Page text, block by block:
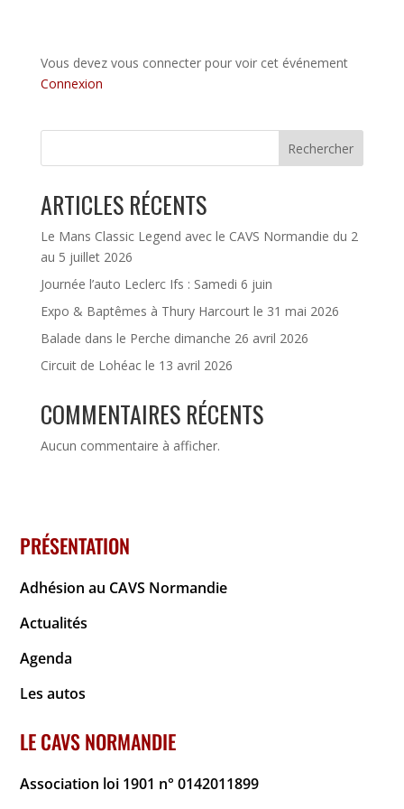
Vous devez vous connecter pour voir cet événement
Connexion
Rechercher
ARTICLES RÉCENTS
Le Mans Classic Legend avec le CAVS Normandie du 2
au 5 juillet 2026
Journée l’auto Leclerc Ifs : Samedi 6 juin
Expo & Baptêmes à Thury Harcourt le 31 mai 2026
Balade dans le Perche dimanche 26 avril 2026
Circuit de Lohéac le 13 avril 2026
COMMENTAIRES RÉCENTS
Aucun commentaire à afficher.
PRÉSENTATION
Adhésion au CAVS Normandie
Actualités
Agenda
Les autos
LE CAVS NORMANDIE
Association loi 1901 n° 0142011899